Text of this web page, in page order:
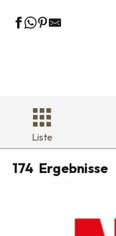
Liste
174 Ergebnisse